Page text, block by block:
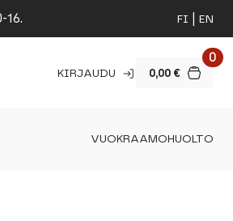
16. FI EN
KIRJAUDU 0,00 €
0
VUOKRAAMOHUOLTO